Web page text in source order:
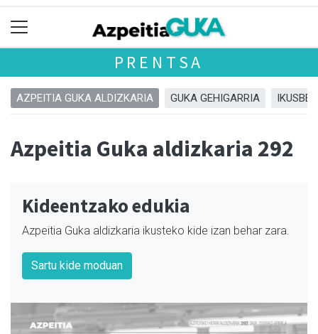
PRENTSA
AZPEITIA GUKA ALDIZKARIA GUKA GEHIGARRIA
Azpeitia Guka aldizkaria 292
Kideentzako edukia
Azpeitia Guka aldizkaria ikusteko kide izan behar zara.
Sartu kide moduan